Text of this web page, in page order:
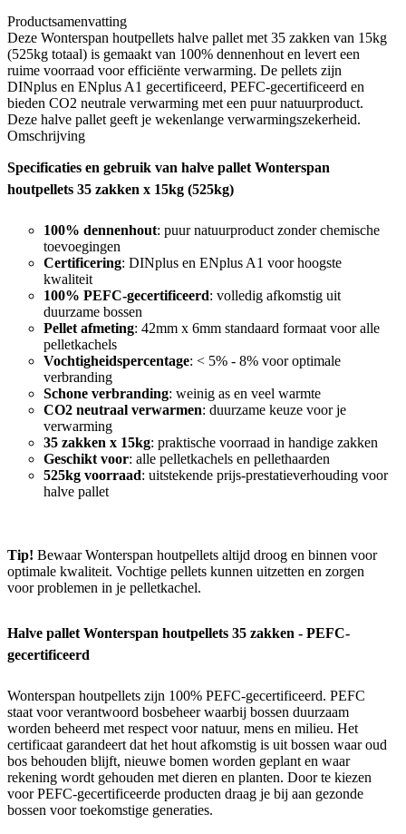
Productsamenvatting
Deze Wonterspan houtpellets halve pallet met 35 zakken van 15kg
(525kg totaal) is gemaakt van 100% dennenhout en levert een
ruime voorraad voor efficiënte verwarming. De pellets zijn
DINplus en ENplus A1 gecertificeerd, PEFC-gecertificeerd en
bieden CO2 neutrale verwarming met een puur natuurproduct.
Deze halve pallet geeft je wekenlange verwarmingszekerheid.
Omschrijving
Specificaties en gebruik van halve pallet Wonterspan
houtpellets 35 zakken x 15kg (525kg)
100% dennenhout: puur natuurproduct zonder chemische
toevoegingen
Certificering: DINplus en ENplus A1 voor hoogste
kwaliteit
100% PEFC-gecertificeerd: volledig afkomstig uit
duurzame bossen
Pellet afmeting: 42mm x 6mm standaard formaat voor alle
pelletkachels
Vochtigheidspercentage: < 5% - 8% voor optimale
verbranding
Schone verbranding: weinig as en veel warmte
CO2 neutraal verwarmen: duurzame keuze voor je
verwarming
35 zakken x 15kg: praktische voorraad in handige zakken
Geschikt voor: alle pelletkachels en pellethaarden
525kg voorraad: uitstekende prijs-prestatieverhouding voor
halve pallet
Tip! Bewaar Wonterspan houtpellets altijd droog en binnen voor
optimale kwaliteit. Vochtige pellets kunnen uitzetten en zorgen
voor problemen in je pelletkachel.
Halve pallet Wonterspan houtpellets 35 zakken - PEFC-
gecertificeerd
Wonterspan houtpellets zijn 100% PEFC-gecertificeerd. PEFC
staat voor verantwoord bosbeheer waarbij bossen duurzaam
worden beheerd met respect voor natuur, mens en milieu. Het
certificaat garandeert dat het hout afkomstig is uit bossen waar oud
bos behouden blijft, nieuwe bomen worden geplant en waar
rekening wordt gehouden met dieren en planten. Door te kiezen
voor PEFC-gecertificeerde producten draag je bij aan gezonde
bossen voor toekomstige generaties.